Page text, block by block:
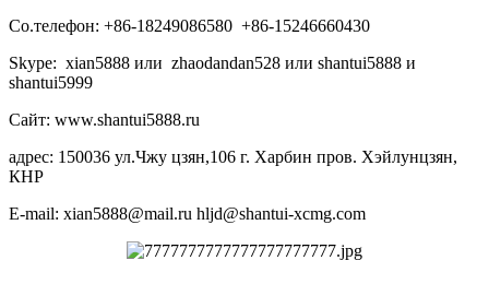
Со.телефон: +86-18249086580 +86-15246660430
Skype: xian5888 или zhaodandan528 или shantui5888 и
shantui5999
Сайт: www.shantui5888.ru
адрес: 150036 ул.Чжу цзян,106 г. Харбин пров. Хэйлунцзян,
КНР
E-mail: xian5888@mail.ru hljd@shantui-xcmg.com